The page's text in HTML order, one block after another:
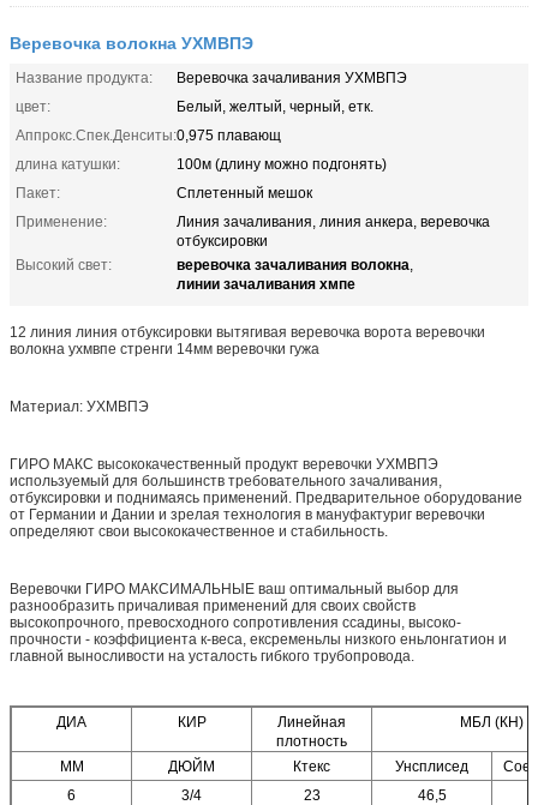
Веревочка волокна УХМВПЭ
Название продукта:
Веревочка зачаливания УХМВПЭ
цвет:
Белый, желтый, черный, етк.
Аппрокс.Спек.Денситы:0,975 плавающ
длина катушки:
100м (длину можно подгонять)
Пакет:
Сплетенный мешок
Применение:
Линия зачаливания, линия анкера, веревочка
отбуксировки
Высокий свет:
веревочка зачаливания волокна,
линии зачаливания хмпе
12 линия линия отбуксировки вытягивая веревочка ворота веревочки
волокна ухмвпе стренги 14мм веревочки гужа
Материал: УХМВПЭ
ГИРО МАКС высококачественный продукт веревочки УХМВПЭ
используемый для большинств требовательного зачаливания,
отбуксировки и поднимаясь применений. Предварительное оборудование
от Германии и Дании и зрелая технология в мануфактуриг веревочки
определяют свои высококачественное и стабильность.
Веревочки ГИРО МАКСИМАЛЬНЫЕ ваш оптимальный выбор для
разнообразить причаливая применений для своих свойств
высокопрочного, превосходного сопротивления ссадины, высоко-
прочности - коэффициента к-веса, ексременьлы низкого еньлонгатион и
главной выносливости на усталость гибкого трубопровода.
ДИА КИР
Линейная
плотность
МБЛ (КН)
ММ ДЮЙМ Ктекс Унсплисед
6
3/4 23
46,5